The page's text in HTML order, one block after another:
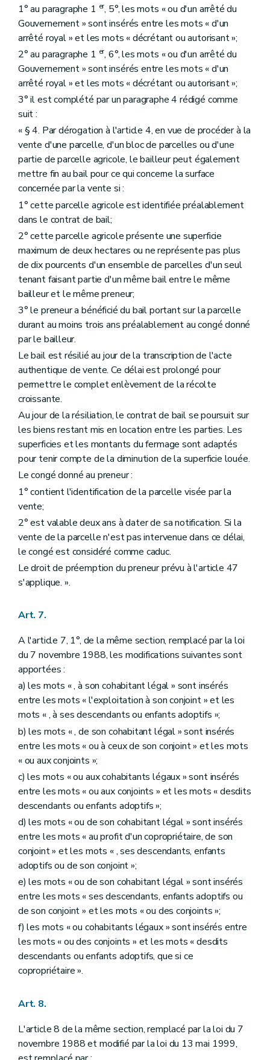
1° au paragraphe 1 er, 5°, les mots « ou d'un arrêté du
Gouvernement » sont insérés entre les mots « d'un
arrêté royal » et les mots « décrétant ou autorisant »;
2° au paragraphe 1 er, 6°, les mots « ou d'un arrêté du
Gouvernement » sont insérés entre les mots « d'un
arrêté royal » et les mots « décrétant ou autorisant »;
3° il est complété par un paragraphe 4 rédigé comme
suit :
« § 4. Par dérogation à l'article 4, en vue de procéder à la
vente d'une parcelle, d'un bloc de parcelles ou d'une
partie de parcelle agricole, le bailleur peut également
mettre fin au bail pour ce qui concerne la surface
concernée par la vente si :
1° cette parcelle agricole est identifiée préalablement
dans le contrat de bail;
2° cette parcelle agricole présente une superficie
maximum de deux hectares ou ne représente pas plus
de dix pourcents d'un ensemble de parcelles d'un seul
tenant faisant partie d'un même bail entre le même
bailleur et le même preneur;
3° le preneur a bénéficié du bail portant sur la parcelle
durant au moins trois ans préalablement au congé donné
par le bailleur.
Le bail est résilié au jour de la transcription de l'acte
authentique de vente. Ce délai est prolongé pour
permettre le complet enlèvement de la récolte
croissante.
Au jour de la résiliation, le contrat de bail se poursuit sur
les biens restant mis en location entre les parties. Les
superficies et les montants du fermage sont adaptés
pour tenir compte de la diminution de la superficie louée.
Le congé donné au preneur :
1° contient l'identification de la parcelle visée par la
vente;
2° est valable deux ans à dater de sa notification. Si la
vente de la parcelle n'est pas intervenue dans ce délai,
le congé est considéré comme caduc.
Le droit de préemption du preneur prévu à l'article 47
s'applique. ».
Art. 7.
A l'article 7, 1°, de la même section, remplacé par la loi
du 7 novembre 1988, les modifications suivantes sont
apportées :
a) les mots « , à son cohabitant légal » sont insérés
entre les mots « l'exploitation à son conjoint » et les
mots « , à ses descendants ou enfants adoptifs »;
b) les mots « , de son cohabitant légal » sont insérés
entre les mots « ou à ceux de son conjoint » et les mots
« ou aux conjoints »;
c) les mots « ou aux cohabitants légaux » sont insérés
entre les mots « ou aux conjoints » et les mots « desdits
descendants ou enfants adoptifs »;
d) les mots « ou de son cohabitant légal » sont insérés
entre les mots « au profit d'un copropriétaire, de son
conjoint » et les mots « , ses descendants, enfants
adoptifs ou de son conjoint »;
e) les mots « ou de son cohabitant légal » sont insérés
entre les mots « ses descendants, enfants adoptifs ou
de son conjoint » et les mots « ou des conjoints »;
f) les mots « ou cohabitants légaux » sont insérés entre
les mots « ou des conjoints » et les mots « desdits
descendants ou enfants adoptifs, que si ce
copropriétaire ».
Art. 8.
L'article 8 de la même section, remplacé par la loi du 7
novembre 1988 et modifié par la loi du 13 mai 1999,